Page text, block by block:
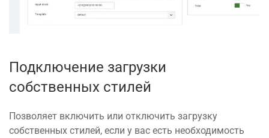
Подключение загрузки
собственных стилей
Позволяет включить или отключить загрузку
собственных стилей, если у вас есть необходимость